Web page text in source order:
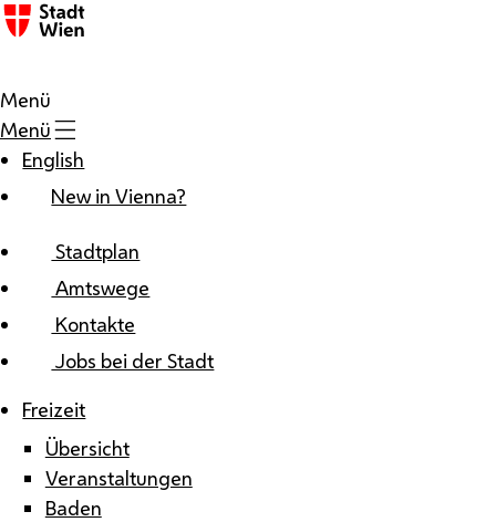
Zum Inhalt
Menü
Menü
English
New in Vienna?
Stadtplan
Amtswege
Kontakte
Jobs bei der Stadt
Freizeit
Übersicht
Veranstaltungen
Baden